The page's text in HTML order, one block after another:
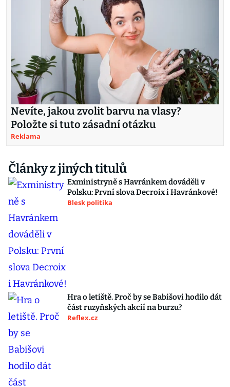
Nevíte, jakou zvolit barvu na vlasy?
Položte si tuto zásadní otázku
Reklama
Články z jiných titulů
Exministryně s Havránkem dováděli v
Polsku: První slova Decroix i Havránkové!
Blesk politika
Hra o letiště. Proč by se Babišovi hodilo dát
část ruzyňských akcií na burzu?
Reflex.cz